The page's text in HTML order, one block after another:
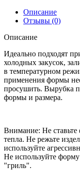
Описание
Отзывы (0)
Описание
Идеально подходят
холодных закусок,
в температурном
применения формы
просушить. Вырубка
формы и размера.
Внимание: Не ставьте
тепла. Не режьте
используйте
Не используйте
"гриль".